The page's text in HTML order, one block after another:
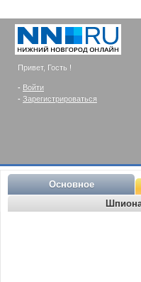
Привет, Гость !
- Войти
- Зарегистрироваться
Основное